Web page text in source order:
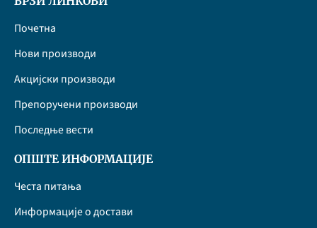
Почетна
Нови производи
Акцијски производи
Препоручени производи
Последње вести
ОПШТЕ ИНФОРМАЦИЈЕ
Честа питања
Информације о достави